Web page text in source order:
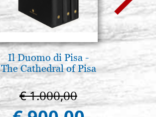
Il Duomo di Pisa -
The Cathedral of Pisa
€ 1.000,00
Luce
€